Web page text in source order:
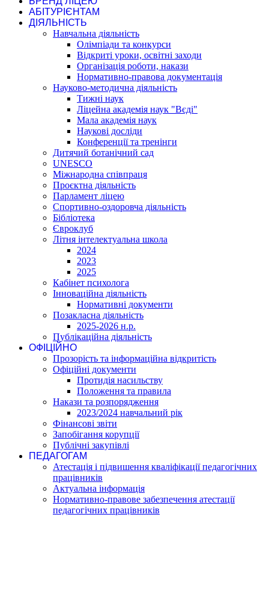
АБІТУРІЄНТАМ
ДІЯЛЬНІСТЬ
Навчальна діяльність
Олімпіади та конкурси
Відкриті уроки, освітні заходи
Організація роботи, накази
Нормативно-правова документація
Науково-методична діяльність
Тижні наук
Ліцейна академія наук "Вєді"
Мала академія наук
Наукові досліди
Конференції та тренінги
Дитячий ботанічний сад
UNESCO
Міжнародна співпраця
Проєктна діяльність
Парламент ліцею
Спортивно-оздоровча діяльність
Бібліотека
Євроклуб
Літня інтелектуальна школа
2024
2023
2025
Кабінет психолога
Інноваційна діяльність
Нормативні документи
Позакласна діяльність
2025-2026 н.р.
Публікаційна діяльність
ОФІЦІЙНО
Прозорість та інформаційна відкритість
Офіційні документи
Протидія насильству
Положення та правила
Накази та розпорядження
2023/2024 навчальний рік
Фінансові звіти
Запобігання корупції
Публічні закупівлі
ПЕДАГОГАМ
Атестація і підвишення кваліфікації педагогічних
працівників
Актуальна інформація
Нормативно-правове забезпечення атестації
педагогічних працівників